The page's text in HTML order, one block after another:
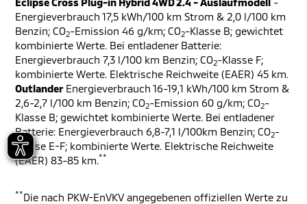
Energieverbrauch 17,5 kWh/100 km Strom & 2,0 l/100 km
Benzin; CO2-Emission 46 g/km; CO2-Klasse B; gewichtet
kombinierte Werte. Bei entladener Batterie:
Energieverbrauch 7,3 l/100 km Benzin; CO2-Klasse F;
kombinierte Werte. Elektrische Reichweite (EAER) 45 km.
Outlander Energieverbrauch 16-19,1 kWh/100 km Strom &
2,6-2,7 l/100 km Benzin; CO2-Emission 60 g/km; CO2-
Klasse B; gewichtet kombinierte Werte. Bei entladener
Batterie: Energieverbrauch 6,8-7,1 l/100km Benzin; CO2-
Klasse E-F; kombinierte Werte. Elektrische Reichweite
(EAER) 83-85 km.**
**Die nach PKW-EnVKV angegebenen offiziellen Werte zu